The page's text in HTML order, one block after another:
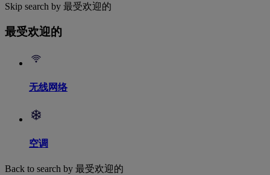
Skip search by 最受欢迎的
最受欢迎的
无线网络
空调
Back to search by 最受欢迎的